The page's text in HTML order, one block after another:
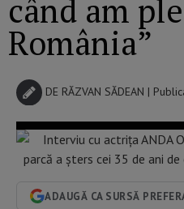
când am
România”
DE RĂZVAN SĂDEAN |
ADAUGĂ CA SURSĂ